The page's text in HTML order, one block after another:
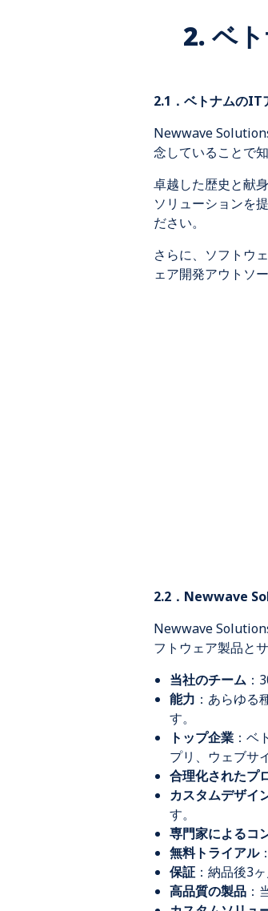
2. ベ
2.1．ベトナムのIT
Newwave
念していることで
卓越した歴史と献
ソリューションを
ださい。
さらに、ソフトウ
ェア開発アウトソ
2.2．Newwave
Newwave
フトウェア製品と
当社のチーム ：
能力 ：あらゆ
す。
トップ企業 ：ベ
プリ、ウェブサ
合理化されたプ
カスタムデザイ
す。
専門家によるコ
無料トライアル
保証 ：納品後3
高品質の製品 ：